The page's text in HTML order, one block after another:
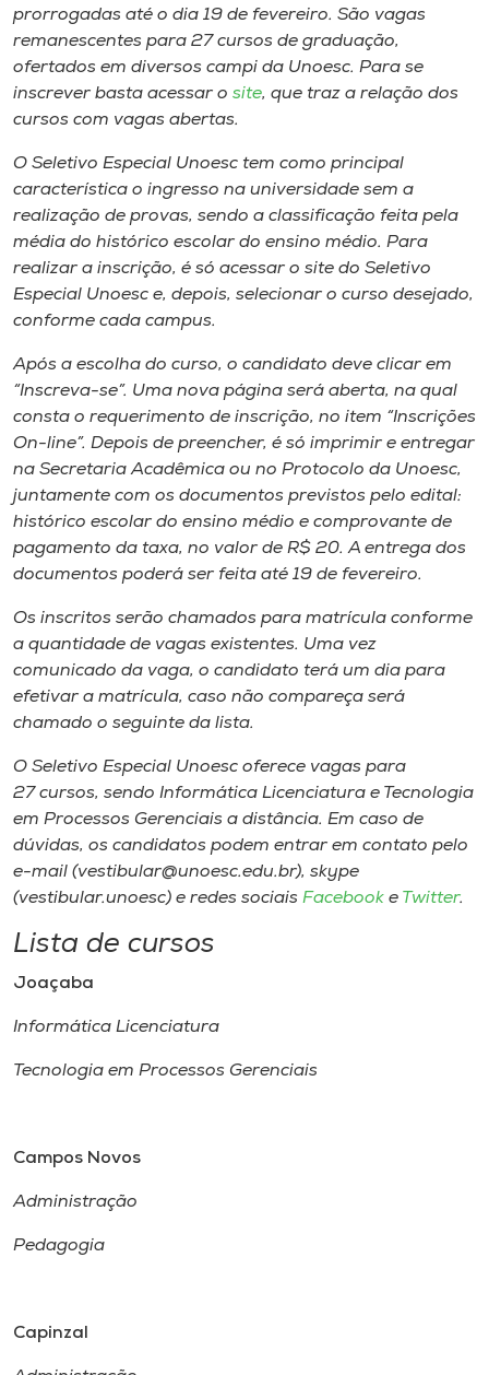
Store
Selecione
prorrogadas até o dia 19 de fevereiro. São vagas
remanescentes para 27 cursos de graduação,
ofertados em diversos campi da Unoesc. Para se
inscrever basta acessar o site, que traz a relação dos
cursos com vagas abertas.
O Seletivo Especial Unoesc tem como principal
característica o ingresso na universidade sem a
realização de provas, sendo a classificação feita pela
média do histórico escolar do ensino médio. Para
realizar a inscrição, é só acessar o site do Seletivo
Especial Unoesc e, depois, selecionar o curso desejado,
conforme cada campus.
Após a escolha do curso, o candidato deve clicar em
“Inscreva-se”. Uma nova página será aberta, na qual
consta o requerimento de inscrição, no item “Inscrições
On-line”. Depois de preencher, é só imprimir e entregar
na Secretaria Acadêmica ou no Protocolo da Unoesc,
juntamente com os documentos previstos pelo edital:
histórico escolar do ensino médio e comprovante de
pagamento da taxa, no valor de R$ 20. A entrega dos
documentos poderá ser feita até 19 de fevereiro.
Os inscritos serão chamados para matrícula conforme
a quantidade de vagas existentes. Uma vez
comunicado da vaga, o candidato terá um dia para
efetivar a matrícula, caso não compareça será
chamado o seguinte da lista.
O Seletivo Especial Unoesc oferece vagas para
27 cursos, sendo Informática Licenciatura e Tecnologia
em Processos Gerenciais a distância. Em caso de
dúvidas, os candidatos podem entrar em contato pelo
e-mail (vestibular@unoesc.edu.br), skype
(vestibular.unoesc) e redes sociais Facebook e Twitter.
Lista de cursos
Joaçaba
Informática Licenciatura
Tecnologia em Processos Gerenciais
Campos Novos
Administração
Pedagogia
Capinzal